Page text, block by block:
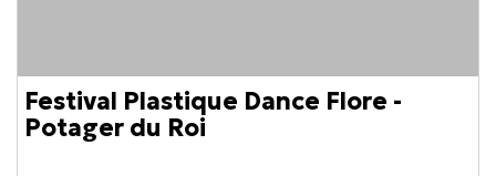
Festival Plastique Dance Flore -
Potager du Roi